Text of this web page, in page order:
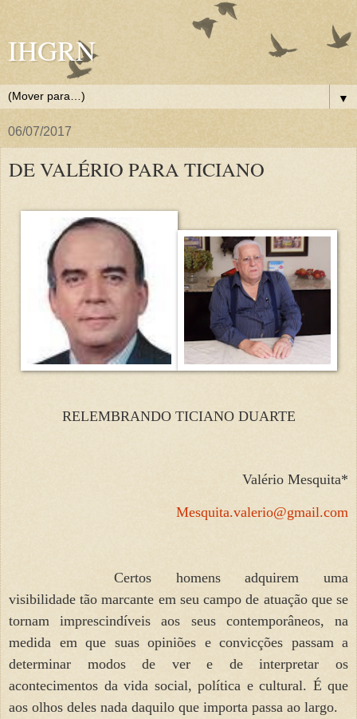
IHGRN
▼
06/07/2017
DE VALÉRIO PARA TICIANO
RELEMBRANDO TICIANO DUARTE
Valério Mesquita*
Mesquita.valerio@gmail.com
Certos homens adquirem uma
visibilidade tão marcante em seu campo de atuação que se
tornam imprescindíveis aos seus contemporâneos, na
medida em que suas opiniões e convicções passam a
determinar modos de ver e de interpretar os
acontecimentos da vida social, política e cultural. É que
aos olhos deles nada daquilo que importa passa ao largo.